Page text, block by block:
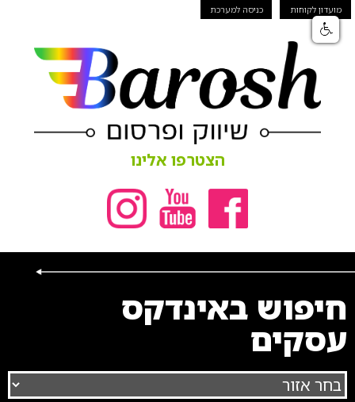
מועדון לקוחות כניסה למערכת
הצטרפו אלינו
חיפוש באינדקס
עסקים